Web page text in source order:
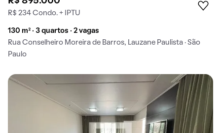
R$ 234 Condo. + IPTU
130 m² · 3 quartos · 2 vagas
Rua Conselheiro Moreira de Barros, Lauzane Paulista · São
Paulo